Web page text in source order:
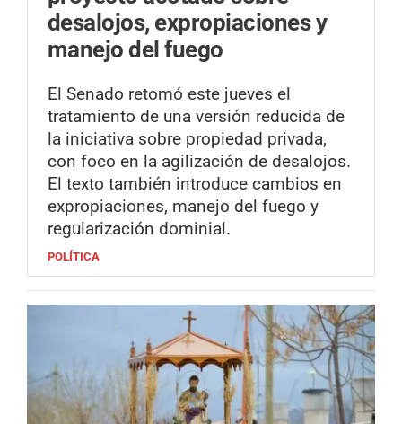
desalojos, expropiaciones y
manejo del fuego
El Senado retomó este jueves el
tratamiento de una versión reducida de
la iniciativa sobre propiedad privada,
con foco en la agilización de desalojos.
El texto también introduce cambios en
expropiaciones, manejo del fuego y
regularización dominial.
POLÍTICA